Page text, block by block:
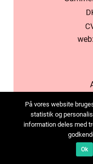
web:
På vores website
statistik og
information deles med
Ok